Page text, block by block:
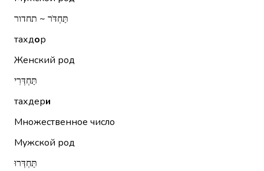
תַּחְדֹּר ~ תחדור
тахдор
Женский род
תַּחְדְּרִי
тахдери
Множественное число
Мужской род
תַּחְדְּרוּ